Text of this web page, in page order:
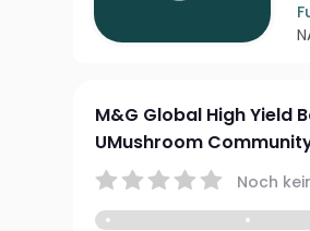
M&G Global High Yield
UMushroom
Noch